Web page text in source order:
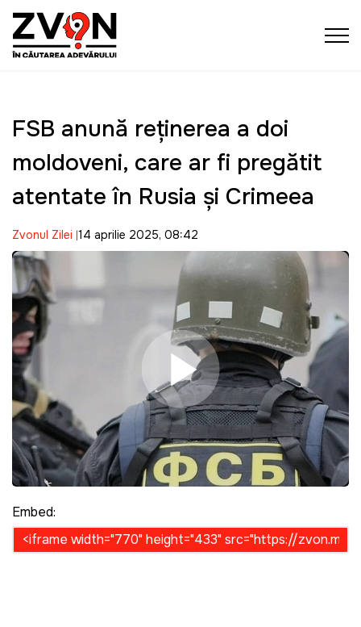
FSB anunță reținerea a doi
moldoveni, care ar fi pregătit
atentate în Rusia și Crimeea
Zvonul Zilei 14 aprilie 2025, 08:42
Play Video
Embed: